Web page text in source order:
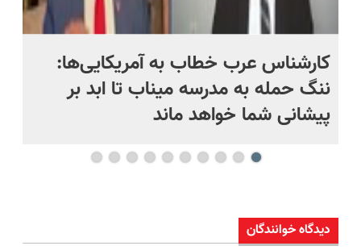
کارشناس عرب خطاب به آمریکایی‌ها:
ننگ حمله به مدرسه میناب تا ابد بر
پیشانی شما خواهد ماند
دیدگاه خوانندگان